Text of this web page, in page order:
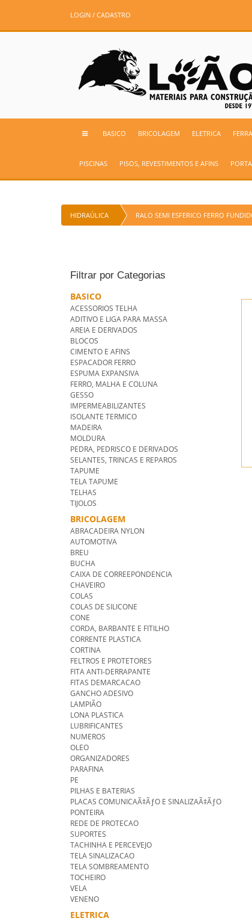
LOGIN / CADASTRO
BASICO BRICOLAGEM ELETRICA
PISCINAS PISOS, REVESTIMENTOS E AFINS
HIDRAÚLICA RALO SEMI ESFERICO FERRO
Filtrar por Categorias
BASICO
ACESSORIOS TELHA
ADITIVO E LIGA PARA MASSA
AREIA E DERIVADOS
BLOCOS
CIMENTO E AFINS
ESPACADOR FERRO
ESPUMA EXPANSIVA
FERRO, MALHA E COLUNA
GESSO
IMPERMEABILIZANTES
ISOLANTE TERMICO
MADEIRA
MOLDURA
PEDRA, PEDRISCO E DERIVADOS
SELANTES, TRINCAS E REPAROS
TAPUME
TELA TAPUME
TELHAS
TIJOLOS
BRICOLAGEM
ABRACADEIRA NYLON
AUTOMOTIVA
BREU
BUCHA
CAIXA DE CORREEPONDENCIA
CHAVEIRO
COLAS
COLAS DE SILICONE
CONE
CORDA, BARBANTE E FITILHO
CORRENTE PLASTICA
CORTINA
FELTROS E PROTETORES
FITA ANTI-DERRAPANTE
FITAS DEMARCACAO
GANCHO ADESIVO
LAMPIÃO
LONA PLASTICA
LUBRIFICANTES
NUMEROS
OLEO
ORGANIZADORES
PARAFINA
PE
PILHAS E BATERIAS
PLACAS COMUNICAÃ‡ÃƒO E SINALIZAÃ‡ÃƒO
PONTEIRA
REDE DE PROTECAO
SUPORTES
TACHINHA E PERCEVEJO
TELA SINALIZACAO
TELA SOMBREAMENTO
TOCHEIRO
VELA
VENENO
ELETRICA